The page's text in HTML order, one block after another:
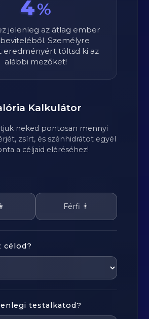
4%
jelenleg az átlag ember
Személyre
eredményért töltsd ki az
alábbi mezőket!
Kalkulátor
neked pontosan mennyi
zsírt, és szénhidrátot egyél
a céljaid eléréséhez!
Férfi 👨
célod?
testalkatod?